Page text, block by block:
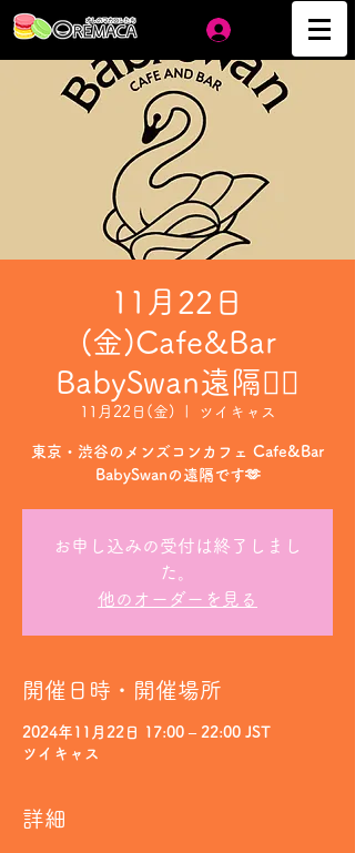
11月22日
(金)Cafe&Bar
BabySwan遠隔❤️‍🔥
11月22日(金) ツイキャス
東京・渋谷のメンズコンカフェ Cafe&Bar
BabySwanの遠隔です🫶
お申し込みの受付は終了しまし
た。
他のオーダーを見る
開催日時・開催場所
2024年11月22日 17:00 – 22:00 JST
ツイキャス
詳細